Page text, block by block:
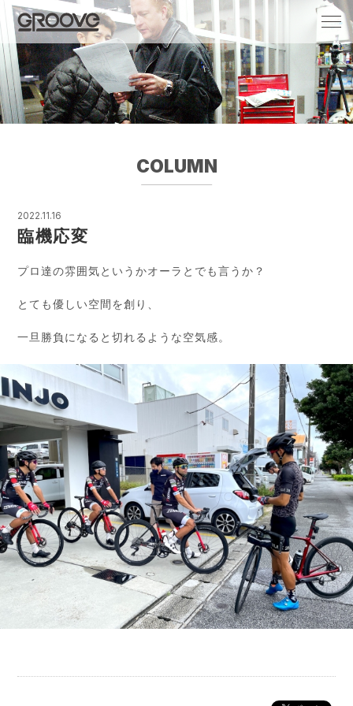
Groove 自転車 カフェ 輸入車・国産車のチ
ューニング/販売
COLUMN
2022.11.16
臨機応変
プロ達の雰囲気というかオーラとでも言うか？
とても優しい空間を創り、
一旦勝負になると切れるような空気感。